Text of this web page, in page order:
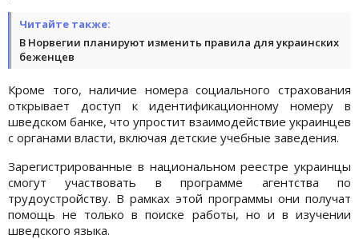
Читайте также:
В Норвегии планируют изменить правила для украинских
беженцев
Кроме того, наличие номера социального страхования
открывает доступ к идентификационному номеру в
шведском банке, что упростит взаимодействие украинцев
с органами власти, включая детские учебные заведения.
Зарегистрированные в национальном реестре украинцы
смогут участвовать в программе агентства по
трудоустройству. В рамках этой программы они получат
помощь не только в поиске работы, но и в изучении
шведского языка.